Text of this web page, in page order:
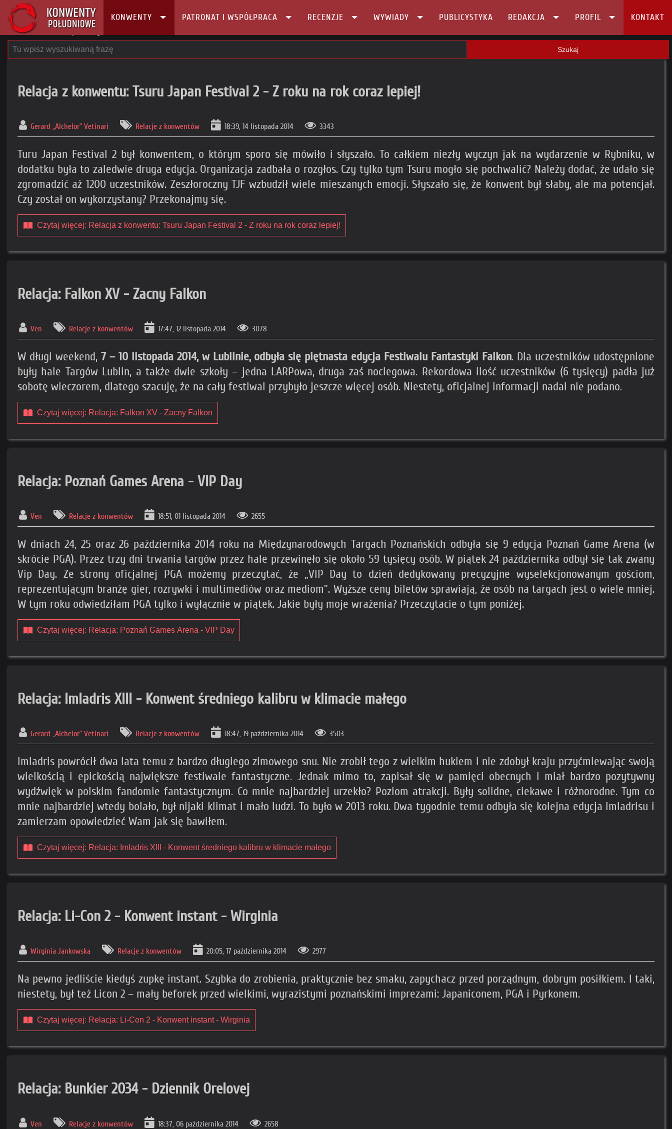
KONWENTY PATRONAT I WSPÓŁPRACA RECENZJE WYWIADY PUBLICYSTYKA REDAKCJA PROFIL KONTAKT
Główna
Szukaj
Relacja z konwentu: Tsuru Japan Festival 2 - Z roku na rok coraz lepiej!
Gerard „Alchelor” Vetinari Relacje z konwentów 18:39, 14 listopada 2014 3343
Turu Japan Festival 2 był konwentem, o którym sporo się mówiło i słyszało. To całkiem niezły wyczyn jak na wydarzenie w Rybniku, w
dodatku była to zaledwie druga edycja. Organizacja zadbała o rozgłos. Czy tylko tym Tsuru mogło się pochwalić? Należy dodać, że udało się
zgromadzić aż 1200 uczestników. Zeszłoroczny TJF wzbudził wiele mieszanych emocji. Słyszało się, że konwent był słaby, ale ma potencjał.
Czy został on wykorzystany? Przekonajmy się.
Czytaj więcej: Relacja z konwentu: Tsuru Japan Festival 2 - Z roku na rok coraz lepiej!
Relacja: Falkon XV - Zacny Falkon
Ven Relacje z konwentów 17:47, 12 listopada 2014 3078
W długi weekend, 7 – 10 listopada 2014, w Lublinie, odbyła się piętnasta edycja Festiwalu Fantastyki Falkon. Dla uczestników udostępnione
były hale Targów Lublin, a także dwie szkoły – jedna LARPowa, druga zaś noclegowa. Rekordowa ilość uczestników (6 tysięcy) padła już
sobotę wieczorem, dlatego szacuję, że na cały festiwal przybyło jeszcze więcej osób. Niestety, oficjalnej informacji nadal nie podano.
Czytaj więcej: Relacja: Falkon XV - Zacny Falkon
Relacja: Poznań Games Arena - VIP Day
Ven Relacje z konwentów 18:51, 01 listopada 2014 2655
W dniach 24, 25 oraz 26 października 2014 roku na Międzynarodowych Targach Poznańskich odbyła się 9 edycja Poznań Game Arena (w
skrócie PGA). Przez trzy dni trwania targów przez hale przewinęło się około 59 tysięcy osób. W piątek 24 października odbył się tak zwany
Vip Day. Ze strony oficjalnej PGA możemy przeczytać, że „VIP Day to dzień dedykowany precyzyjne wyselekcjonowanym gościom,
reprezentującym branżę gier, rozrywki i multimediów oraz mediom”. Wyższe ceny biletów sprawiają, że osób na targach jest o wiele mniej.
W tym roku odwiedziłam PGA tylko i wyłącznie w piątek. Jakie były moje wrażenia? Przeczytacie o tym poniżej.
Czytaj więcej: Relacja: Poznań Games Arena - VIP Day
Relacja: Imladris XIII - Konwent średniego kalibru w klimacie małego
Gerard „Alchelor” Vetinari Relacje z konwentów 18:47, 19 października 2014 3503
Imladris powrócił dwa lata temu z bardzo długiego zimowego snu. Nie zrobił tego z wielkim hukiem i nie zdobył kraju przyćmiewając swoją
wielkością i epickością największe festiwale fantastyczne. Jednak mimo to, zapisał się w pamięci obecnych i miał bardzo pozytywny
wydźwięk w polskim fandomie fantastycznym. Co mnie najbardziej urzekło? Poziom atrakcji. Były solidne, ciekawe i różnorodne. Tym co
mnie najbardziej wtedy bolało, był nijaki klimat i mało ludzi. To było w 2013 roku. Dwa tygodnie temu odbyła się kolejna edycja Imladrisu i
zamierzam opowiedzieć Wam jak się bawiłem.
Czytaj więcej: Relacja: Imladris XIII - Konwent średniego kalibru w klimacie małego
Relacja: Li-Con 2 - Konwent instant - Wirginia
Wirginia Jankowska Relacje z konwentów 20:05, 17 października 2014 2977
Na pewno jedliście kiedyś zupkę instant. Szybka do zrobienia, praktycznie bez smaku, zapychacz przed porządnym, dobrym posiłkiem. I taki,
niestety, był też Licon 2 – mały beforek przed wielkimi, wyrazistymi poznańskimi imprezami: Japaniconem, PGA i Pyrkonem.
Czytaj więcej: Relacja: Li-Con 2 - Konwent instant - Wirginia
Relacja: Bunkier 2034 - Dziennik Orelovej
Ven Relacje z konwentów 18:37, 06 października 2014 2658